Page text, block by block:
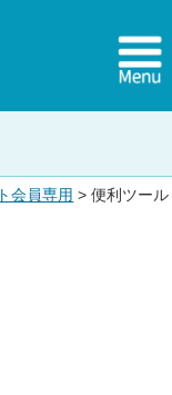
会員専用 > 便利ツール